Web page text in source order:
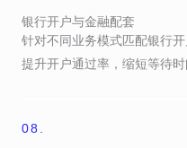
银行开户与金融配套
针对不同业务模式匹配银行
提升开户通过率，缩短等待时
08.